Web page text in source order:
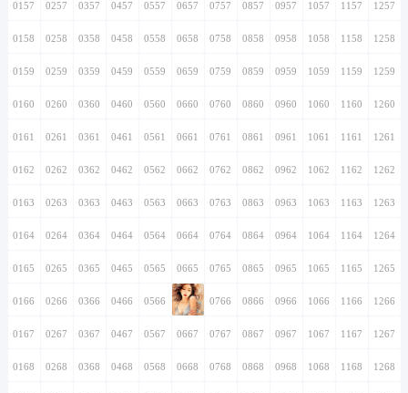
0157 0257 0357 0457 0557 0657 0757 0857 0957 1057 1157 1257
0158 0258 0358 0458 0558 0658 0758 0858 0958 1058 1158 1258
0159 0259 0359 0459 0559 0659 0759 0859 0959 1059 1159 1259
0160 0260 0360 0460 0560 0660 0760 0860 0960 1060 1160 1260
0161 0261 0361 0461 0561 0661 0761 0861 0961 1061 1161 1261
0162 0262 0362 0462 0562 0662 0762 0862 0962 1062 1162 1262
0163 0263 0363 0463 0563 0663 0763 0863 0963 1063 1163 1263
0164 0264 0364 0464 0564 0664 0764 0864 0964 1064 1164 1264
0165 0265 0365 0465 0565 0665 0765 0865 0965 1065 1165 1265
0166 0266 0366 0466 0566 0666 0766 0866 0966 1066 1166 1266
0167 0267 0367 0467 0567 0667 0767 0867 0967 1067 1167 1267
0168 0268 0368 0468 0568 0668 0768 0868 0968 1068 1168 1268